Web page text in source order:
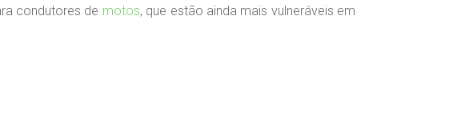
condutores de motos, que estão ainda mais vulneráveis em